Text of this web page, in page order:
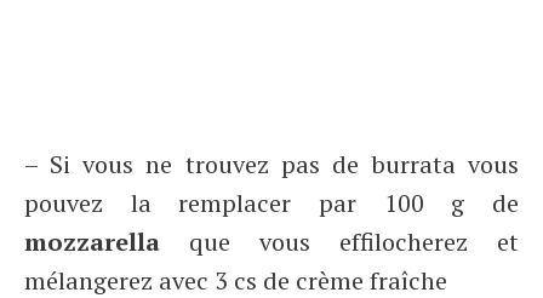
– Si vous ne trouvez pas de burrata vous
pouvez la remplacer par 100 g de
mozzarella que vous effilocherez et
mélangerez avec 3 cs de crème fraîche